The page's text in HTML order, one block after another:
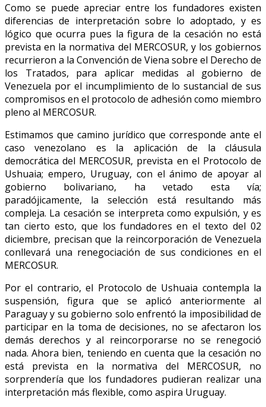
Como se puede apreciar entre los fundadores existen
diferencias de interpretación sobre lo adoptado, y es
lógico que ocurra pues la figura de la cesación no está
prevista en la normativa del MERCOSUR, y los gobiernos
recurrieron a la Convención de Viena sobre el Derecho de
los Tratados, para aplicar medidas al gobierno de
Venezuela por el incumplimiento de lo sustancial de sus
compromisos en el protocolo de adhesión como miembro
pleno al MERCOSUR.
Estimamos que camino jurídico que corresponde ante el
caso venezolano es la aplicación de la cláusula
democrática del MERCOSUR, prevista en el Protocolo de
Ushuaia; empero, Uruguay, con el ánimo de apoyar al
gobierno bolivariano, ha vetado esta vía;
paradójicamente, la selección está resultando más
compleja. La cesación se interpreta como expulsión, y es
tan cierto esto, que los fundadores en el texto del 02
diciembre, precisan que la reincorporación de Venezuela
conllevará una renegociación de sus condiciones en el
MERCOSUR.
Por el contrario, el Protocolo de Ushuaia contempla la
suspensión, figura que se aplicó anteriormente al
Paraguay y su gobierno solo enfrentó la imposibilidad de
participar en la toma de decisiones, no se afectaron los
demás derechos y al reincorporarse no se renegoció
nada. Ahora bien, teniendo en cuenta que la cesación no
está prevista en la normativa del MERCOSUR, no
sorprendería que los fundadores pudieran realizar una
interpretación más flexible, como aspira Uruguay.